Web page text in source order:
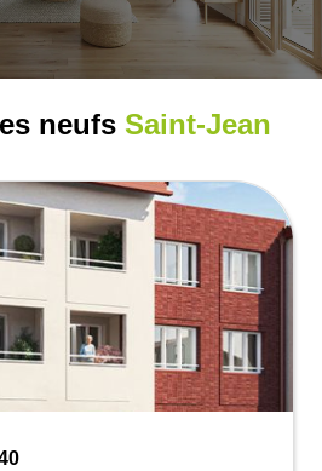
neufs Saint-Jean